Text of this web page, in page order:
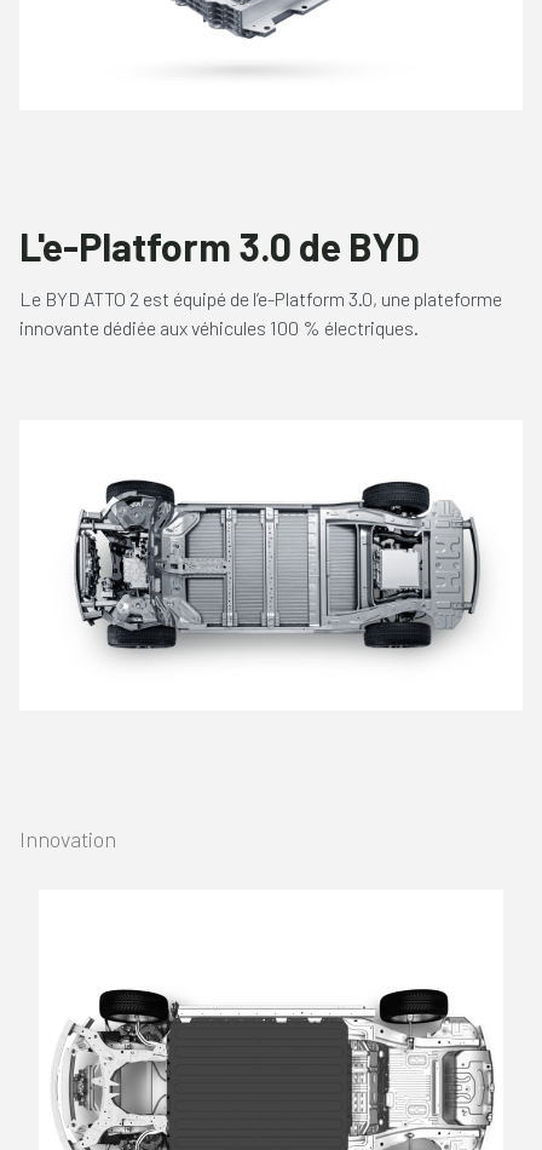
L'e-Platform 3.0 de BYD
Le BYD ATTO 2 est équipé de l’e-Platform 3.0, une plateforme
innovante dédiée aux véhicules 100 % électriques.
Innovation